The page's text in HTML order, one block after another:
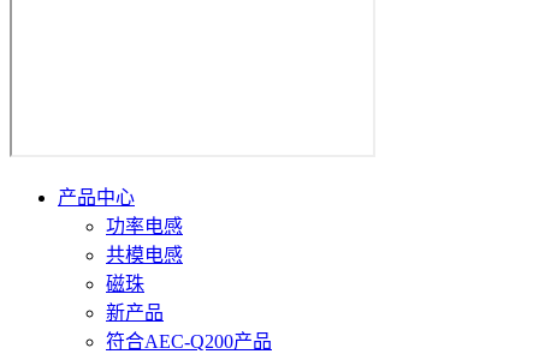
产品中心
功率电感
共模电感
磁珠
新产品
符合AEC-Q200产品